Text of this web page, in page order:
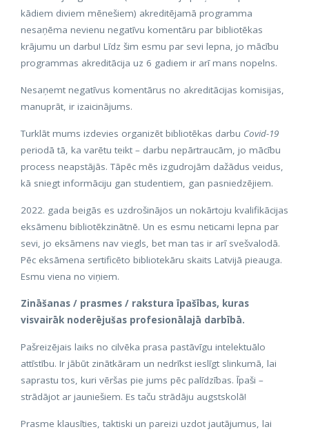
kādiem diviem mēnešiem) akreditējamā programma
nesaņēma nevienu negatīvu komentāru par bibliotēkas
krājumu un darbu! Līdz šim esmu par sevi lepna, jo mācību
programmas akreditācija uz 6 gadiem ir arī mans nopelns.
Nesaņemt negatīvus komentārus no akreditācijas komisijas,
manuprāt, ir izaicinājums.
Turklāt mums izdevies organizēt bibliotēkas darbu Covid-19
periodā tā, ka varētu teikt – darbu nepārtraucām, jo mācību
process neapstājās. Tāpēc mēs izgudrojām dažādus veidus,
kā sniegt informāciju gan studentiem, gan pasniedzējiem.
2022. gada beigās es uzdrošinājos un nokārtoju kvalifikācijas
eksāmenu bibliotēkzinātnē. Un es esmu neticami lepna par
sevi, jo eksāmens nav viegls, bet man tas ir arī svešvalodā.
Pēc eksāmena sertificēto bibliotekāru skaits Latvijā pieauga.
Esmu viena no viņiem.
Zināšanas / prasmes / rakstura īpašības, kuras
visvairāk noderējušas profesionālajā darbībā.
Pašreizējais laiks no cilvēka prasa pastāvīgu intelektuālo
attīstību. Ir jābūt zinātkāram un nedrīkst ieslīgt slinkumā, lai
saprastu tos, kuri vēršas pie jums pēc palīdzības. Īpaši –
strādājot ar jauniešiem. Es taču strādāju augstskolā!
Prasme klausīties, taktiski un pareizi uzdot jautājumus, lai